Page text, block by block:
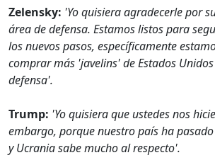
Zelensky: 'Yo quisiera agradecerle por
área de defensa. Estamos listos para
los nuevos pasos, específicamente
comprar más 'javelins' de Estados
defensa'.
Trump: 'Yo quisiera que ustedes nos
embargo, porque nuestro país ha
y Ucrania sabe mucho al respecto'.